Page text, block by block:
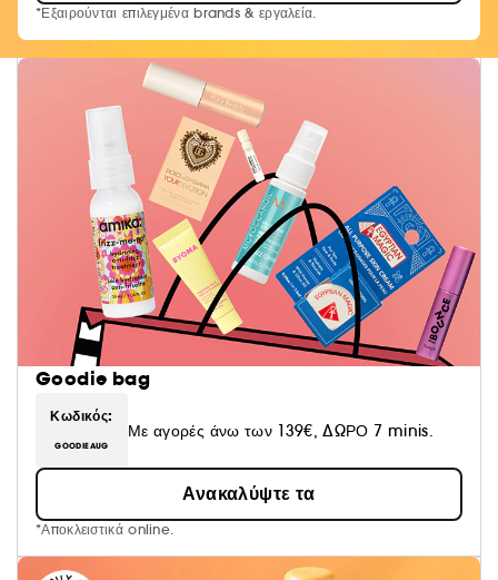
*Εξαιρούνται επιλεγμένα brands & εργαλεία.
Goodie bag
Κωδικός:
GOODIEAUG
Με αγορές άνω των 139€, ΔΩΡΟ 7 minis.
Ανακαλύψτε τα
*Αποκλειστικά online.